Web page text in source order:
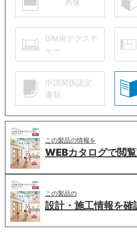
画像
BIM用テクスチ
ャー
申請関係認定
書類
この製品の情報を
WEBカタログで閲
この製品の
設計・施工情報を確